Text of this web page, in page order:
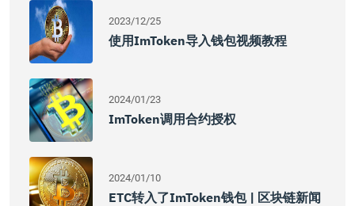
2023/12/25
使用imToken导入钱包视频教程
2024/01/23
ImToken调用合约授权
2024/01/10
ETC转入了imToken钱包 | 区块链新闻